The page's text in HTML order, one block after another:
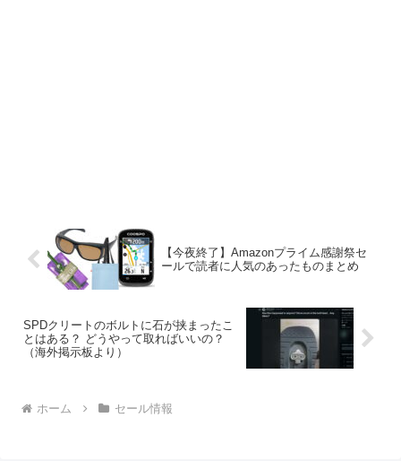
【今夜終了】Amazonプライム感謝祭セ
ールで読者に人気のあったものまとめ
SPDクリートのボルトに石が挟まったこ
とはある？ どうやって取ればいいの？
（海外掲示板より）
ホーム セール情報